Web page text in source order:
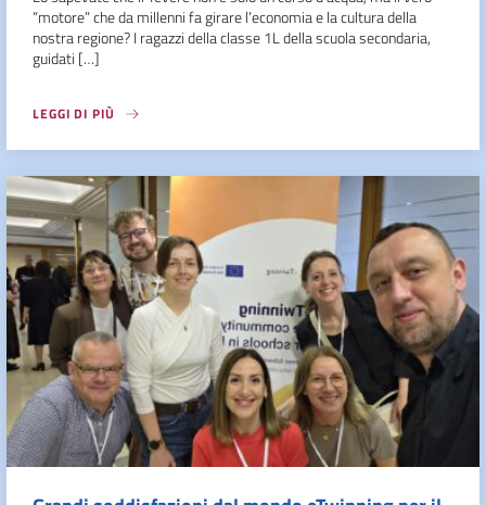
“motore” che da millenni fa girare l’economia e la cultura della
nostra regione? I ragazzi della classe 1L della scuola secondaria,
guidati […]
LEGGI DI PIÙ